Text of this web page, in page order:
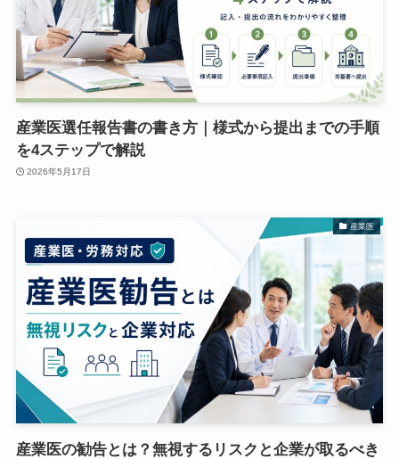
産業医選任報告書の書き方｜様式から提出までの手順
を4ステップで解説
2026年5月17日
産業医
産業医の勧告とは？無視するリスクと企業が取るべき